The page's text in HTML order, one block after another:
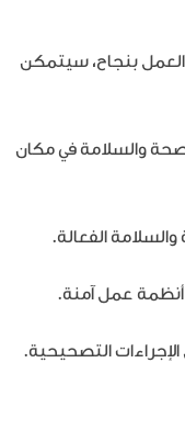
العمل بنجاح، سيتمكن
والسلامة في مكان
الفعالة.
أنظمة عمل آمنة.
التصحيحية.